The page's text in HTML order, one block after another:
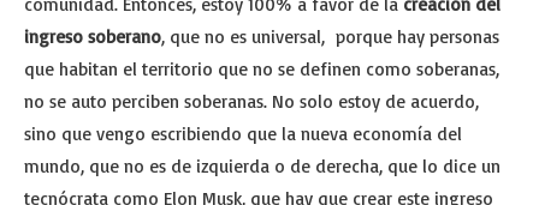
comunidad. Entonces, estoy 100% a favor de la creación del
ingreso soberano, que no es universal, porque hay personas
que habitan el territorio que no se definen como soberanas,
no se auto perciben soberanas. No solo estoy de acuerdo,
sino que vengo escribiendo que la nueva economía del
mundo, que no es de izquierda o de derecha, que lo dice un
tecnócrata como Elon Musk, que hay que crear este ingreso